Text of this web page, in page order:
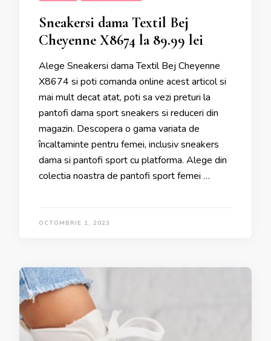
Sneakersi dama Textil Bej
Cheyenne X8674 la 89.99 lei
Alege Sneakersi dama Textil Bej Cheyenne
X8674 si poti comanda online acest articol si
mai mult decat atat, poti sa vezi preturi la
pantofi dama sport sneakers si reduceri din
magazin. Descopera o gama variata de
încaltaminte pentru femei, inclusiv sneakers
dama si pantofi sport cu platforma. Alege din
colectia noastra de pantofi sport femei …
OCTOMBRIE 1, 2023